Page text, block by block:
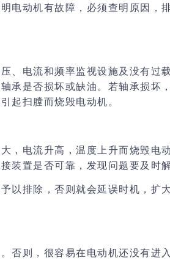
电动机有故障，必须查明原因，
、电流和频率监视设施及没有过
承是否损坏或缺油。若轴承损坏
起扫膛而烧毁电动机。
，电流升高，温度上升而烧毁电
装置是否可靠 ，发现问题要及时
以排除，否则就会延误时机，扩
否则，很容易在电动机还没有进